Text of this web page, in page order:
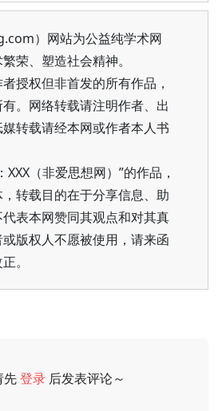
）网站为公益纯学术网
荣、塑造社会精神。
授权但非首发的所有作品，
。网络转载请注明作者、出
转载请经本网或作者本人书
XXX（非爱思想网）”的作品，
转载目的在于分享信息、助
表本网赞同其观点和对其真
版权人不愿被使用，请来函
。
先登录 后发表评论～